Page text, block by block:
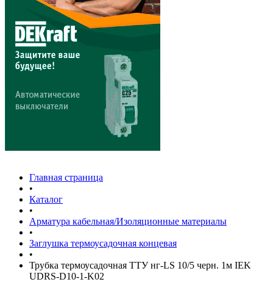
Главная страница
•
Каталог
•
Арматура кабельная/Изоляционные материалы
•
Заглушка термоусадочная концевая
•
Трубка термоусадочная ТТУ нг-LS 10/5 черн. 1м IEK
UDRS-D10-1-K02